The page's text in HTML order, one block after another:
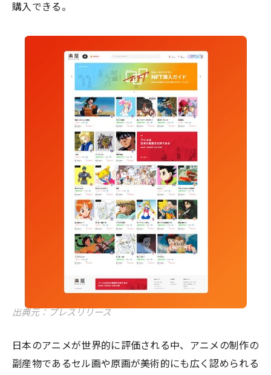
購入できる。
出典元：プレスリリース
日本のアニメが世界的に評価される中、アニメの制作の
副産物であるセル画や原画が美術的にも広く認められる